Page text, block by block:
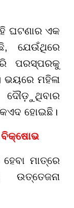
ଘଟଣାର ଏକ
ଯେଉଁଥିରେ
ପରସ୍ପରକୁ
ଭୟରେ ମହିଳା
ହୋଇଛି।
ବିକ୍ଷୋଭ
ମାତ୍ରେ